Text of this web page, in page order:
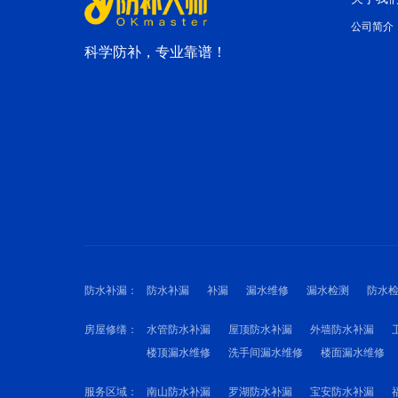
科学防补，专业靠谱！
公司简介
防水补漏： 防水补漏 补漏 漏水维修 漏水检测 防水
房屋修缮： 水管防水补漏 屋顶防水补漏 外墙防水补漏
楼顶漏水维修
洗手间漏水维修 楼面漏水维修
服务区域： 南山防水补漏 罗湖防水补漏 宝安防水补漏